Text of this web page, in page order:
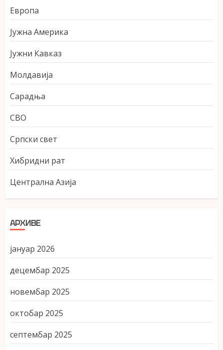
Европа
Јужна Америка
Јужни Кавказ
Молдавија
Сарадња
СВО
Српски свет
Хибридни рат
Централна Азија
АРХИВЕ
јануар 2026
децембар 2025
новембар 2025
октобар 2025
септембар 2025